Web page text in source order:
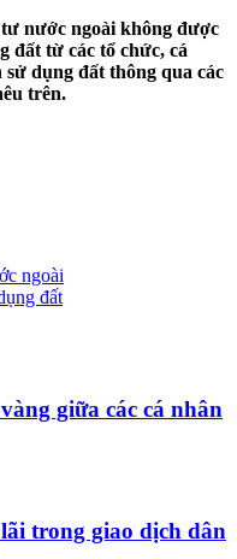
nước ngoài không được
đất từ các tổ chức, cá
dụng đất thông qua các
trên.
ngoài
đất
giữa các cá nhân
trong giao dịch dân